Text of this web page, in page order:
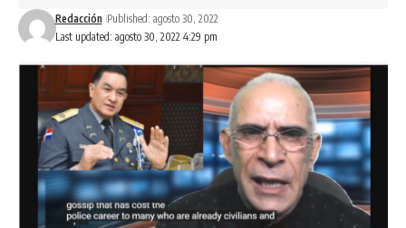
Last updated: agosto 30, 2022 4:29 pm
Redacción Published: agosto 30, 2022